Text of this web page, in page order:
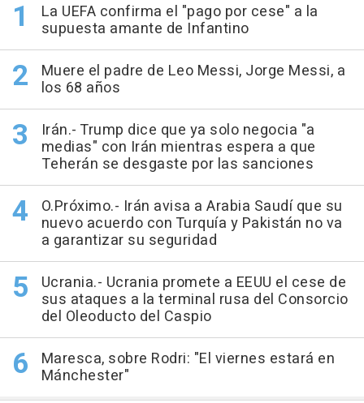
La UEFA confirma el "pago por cese" a la
supuesta amante de Infantino
Muere el padre de Leo Messi, Jorge Messi, a
los 68 años
Irán.- Trump dice que ya solo negocia "a
medias" con Irán mientras espera a que
Teherán se desgaste por las sanciones
O.Próximo.- Irán avisa a Arabia Saudí que su
nuevo acuerdo con Turquía y Pakistán no va
a garantizar su seguridad
Ucrania.- Ucrania promete a EEUU el cese de
sus ataques a la terminal rusa del Consorcio
del Oleoducto del Caspio
Maresca, sobre Rodri: "El viernes estará en
Mánchester"